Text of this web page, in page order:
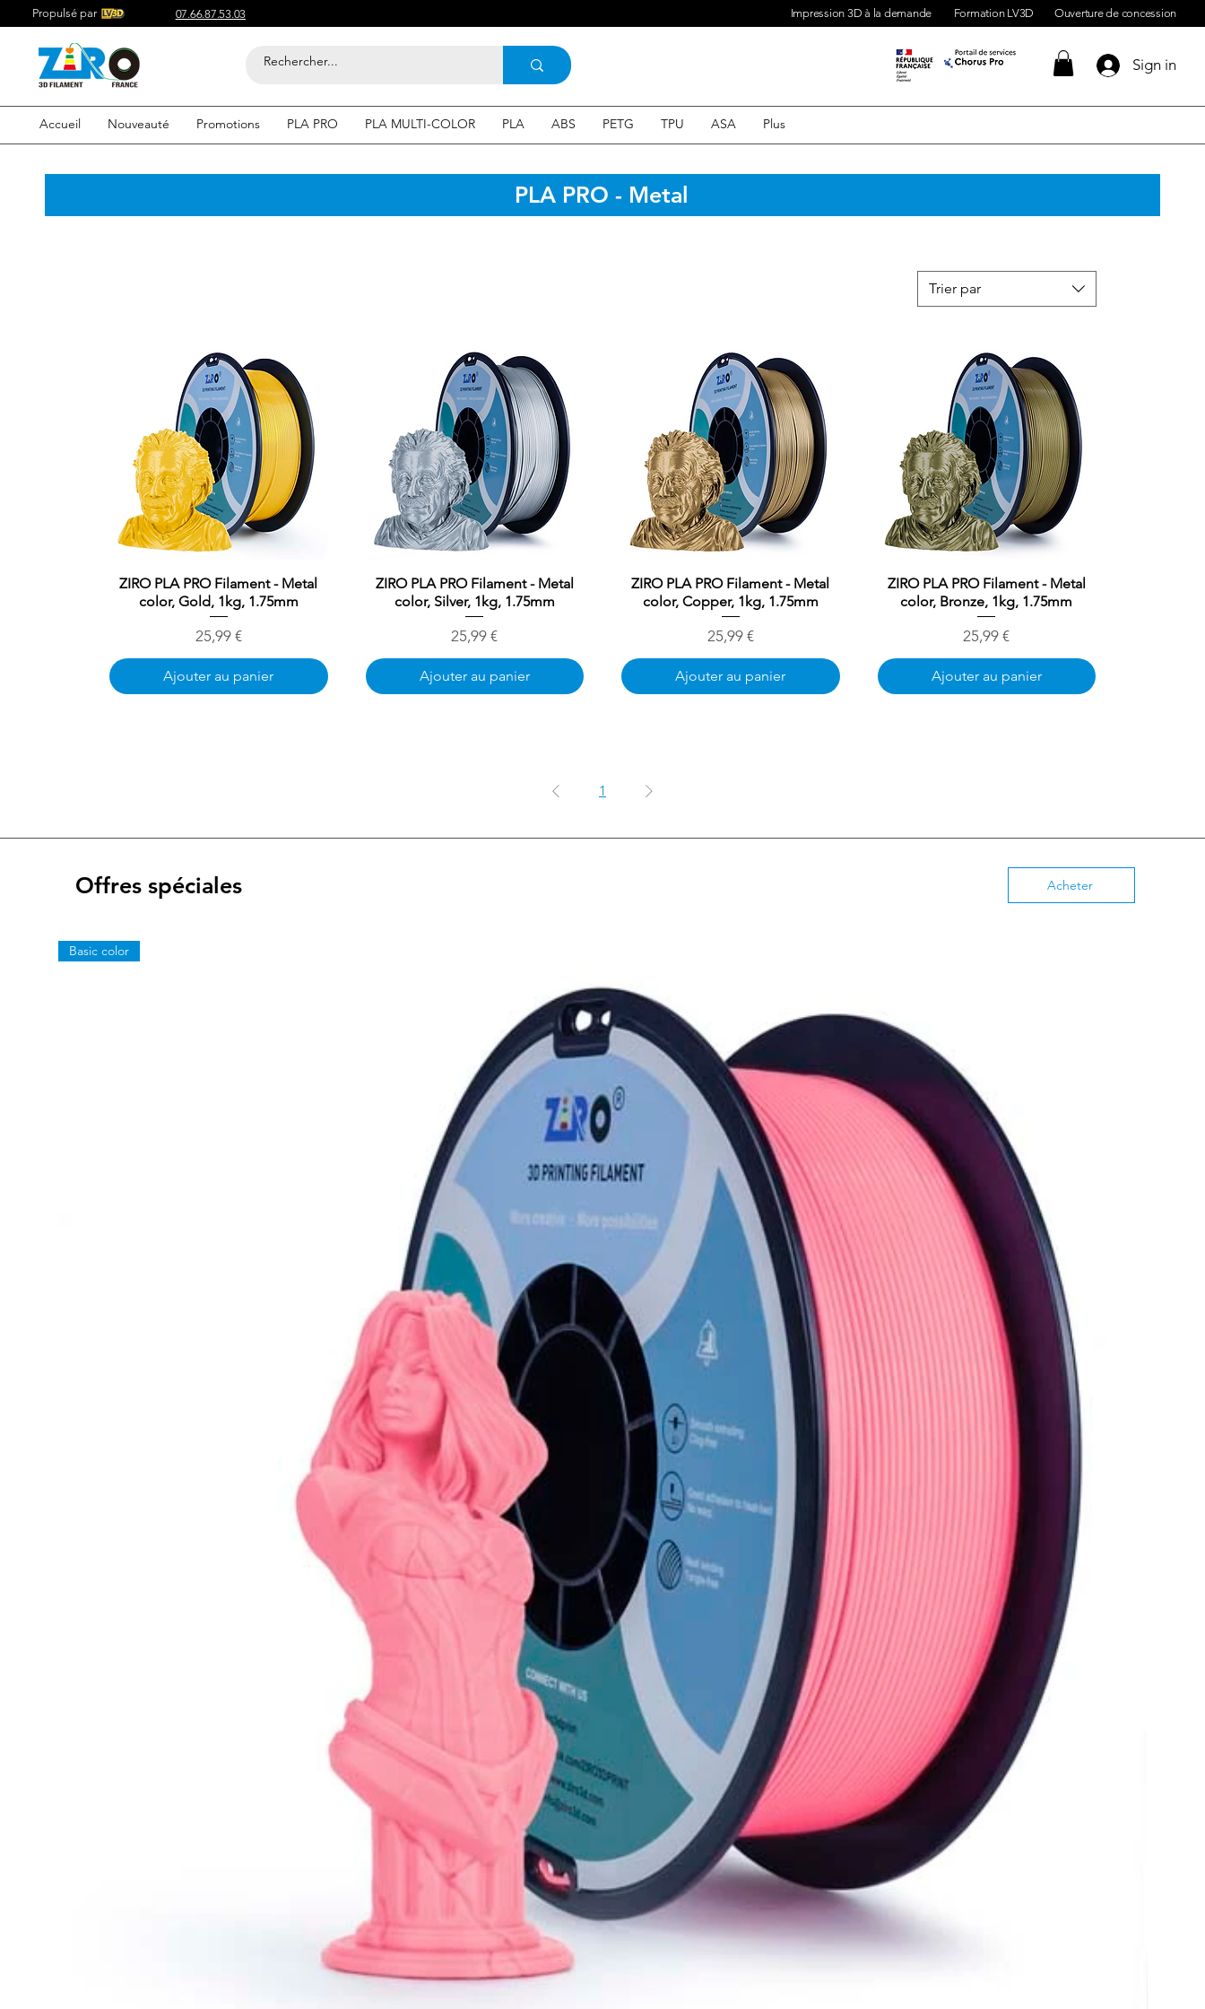
Propulsé par 07.66.87.53.03 Impression 3D à la demande Formation LV3D Ouverture de concession
Sign in
Accueil Nouveauté Promotions PLA PRO PLA MULTI-COLOR PLA ABS PETG TPU ASA Plus
PLA PRO - Metal
Trier par
Aperçu rapide
ZIRO PLA PRO Filament - Metal
color, Gold, 1kg, 1.75mm
Prix
25,99 €
Ajouter au panier
Aperçu rapide
ZIRO PLA PRO Filament - Metal
color, Silver, 1kg, 1.75mm
Prix
25,99 €
Ajouter au panier
Aperçu rapide
ZIRO PLA PRO Filament - Metal
color, Copper, 1kg, 1.75mm
Prix
25,99 €
Ajouter au panier
Aperçu rapide
ZIRO PLA PRO Filament - Metal
color, Bronze, 1kg, 1.75mm
Prix
25,99 €
Ajouter au panier
1
Offres spéciales Acheter
Basic color